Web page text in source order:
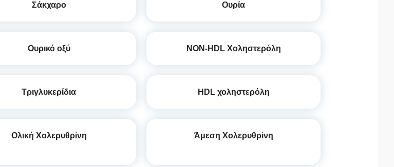
Σάκχαρο Ουρία
Ουρικό οξύ NON-HDL Χοληστερόλη
Τριγλυκερίδια HDL χοληστερόλη
Ολική Χολερυθρίνη Άμεση Χολερυθρίνη